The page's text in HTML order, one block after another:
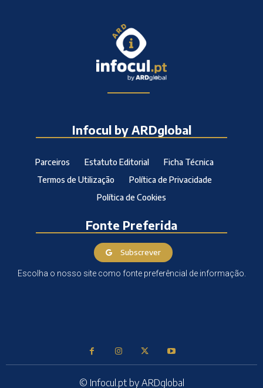
Infocul by ARDglobal
Parceiros Estatuto Editorial
Ficha Técnica
Termos de Utilização
Política de Privacidade
Política de Cookies
Fonte Preferida
Subscrever
Escolha o nosso site como fonte preferêncial de informação.
© Infocul.pt by ARDglobal